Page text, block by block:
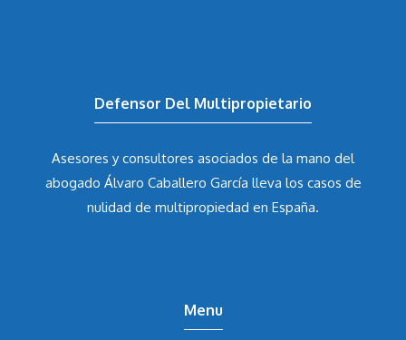
Defensor Del Multipropietario
Asesores y consultores asociados de la mano del
abogado Álvaro Caballero García lleva los casos de
nulidad de multipropiedad en España.
Menu